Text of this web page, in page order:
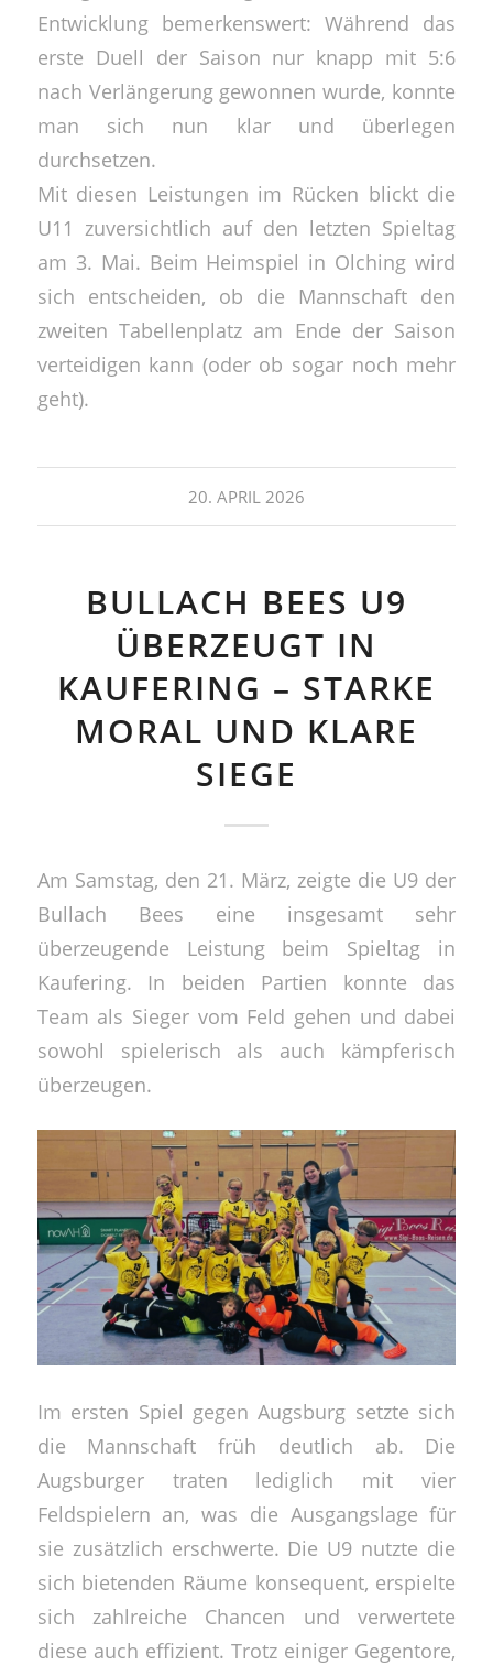
Entwicklung bemerkenswert: Während das
erste Duell der Saison nur knapp mit 5:6
nach Verlängerung gewonnen wurde, konnte
man sich nun klar und überlegen
durchsetzen.
Mit diesen Leistungen im Rücken blickt die
U11 zuversichtlich auf den letzten Spieltag
am 3. Mai. Beim Heimspiel in Olching wird
sich entscheiden, ob die Mannschaft den
zweiten Tabellenplatz am Ende der Saison
verteidigen kann (oder ob sogar noch mehr
geht).
20. APRIL 2026
BULLACH BEES U9
ÜBERZEUGT IN
KAUFERING – STARKE
MORAL UND KLARE
SIEGE
Am Samstag, den 21. März, zeigte die U9 der
Bullach Bees eine insgesamt sehr
überzeugende Leistung beim Spieltag in
Kaufering. In beiden Partien konnte das
Team als Sieger vom Feld gehen und dabei
sowohl spielerisch als auch kämpferisch
überzeugen.
Im ersten Spiel gegen Augsburg setzte sich
die Mannschaft früh deutlich ab. Die
Augsburger traten lediglich mit vier
Feldspielern an, was die Ausgangslage für
sie zusätzlich erschwerte. Die U9 nutzte die
sich bietenden Räume konsequent, erspielte
sich zahlreiche Chancen und verwertete
diese auch effizient. Trotz einiger Gegentore,